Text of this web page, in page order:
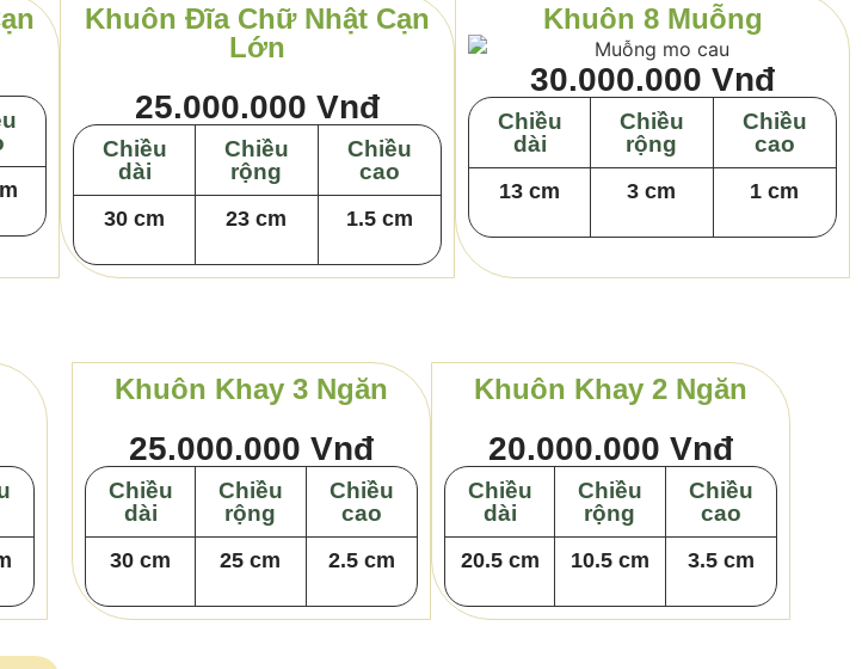
Khuôn Đĩa Chữ Nhật Cạn
Lớn
25.000.000 Vnđ
Chiều
dài
Chiều
rộng
Chiều
cao
30 cm 23 cm 1.5 cm
Khuôn 8 Muỗng
30.000.000 Vnđ
Chiều
dài
Chiều
rộng
Chiều
cao
13 cm 3 cm 1 cm
Khuôn Khay 3 Ngăn
25.000.000 Vnđ
Chiều
dài
Chiều
rộng
Chiều
cao
30 cm 25 cm 2.5 cm
Khuôn Khay 2 Ngăn
20.000.000 Vnđ
Chiều
dài
Chiều
rộng
Chiều
cao
20.5 cm 10.5 cm 3.5 cm